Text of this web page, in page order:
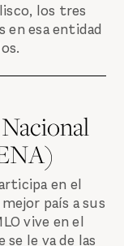
los tres
en esa entidad
en el
país a sus
vive en el
le va de las